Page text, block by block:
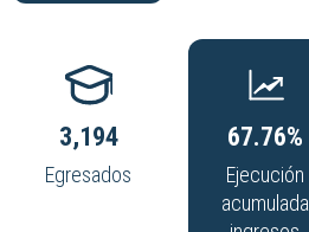
3,194
Egresados
67.76%
Ejecución
acumulada